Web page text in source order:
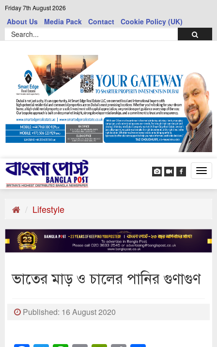
Friday 7th August 2026
About Us Media Pack Contact Cookie Policy (UK)
Lifestyle
ভাতের মাড় ও চালের পানির গুণাগুণ
Published: 16 August 2020